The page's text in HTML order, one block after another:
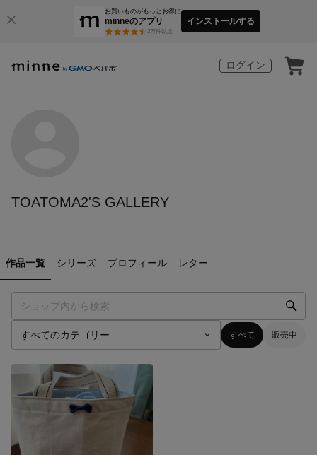
お買いものがもっとお得に
minneのアプリ
3万件以上
インストールする
ログイン
TOATOMA2'S GALLERY
作品一覧 シリーズ プロフィール レター
すべて 販売中